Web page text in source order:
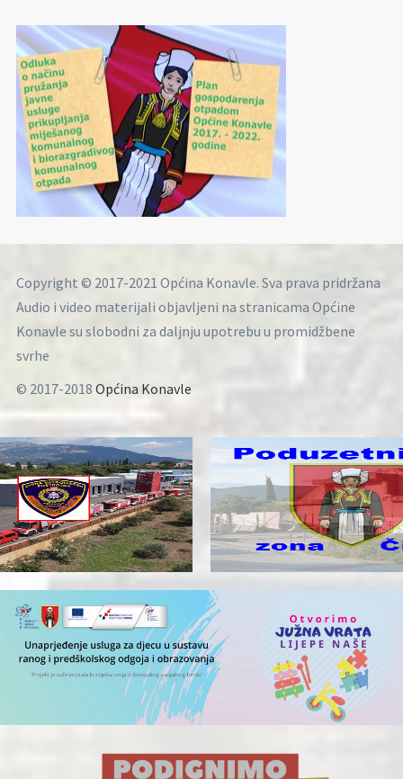
Copyright © 2017-2021 Općina Konavle. Sva prava pridržana
Audio i video materijali objavljeni na stranicama Općine
Konavle su slobodni za daljnju upotrebu u promidžbene
svrhe
© 2017-2018 Općina Konavle